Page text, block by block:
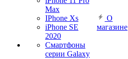
Max
IPhone Xs
iPhone SE
2020
Смартфоны
серии Galaxy
О
магазине